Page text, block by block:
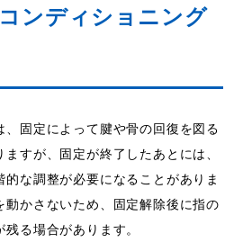
ンディショニング
、固定によって腱や骨の回復を図る
すが、固定が終了したあとには、
な調整が必要になることがありま
動かさないため、固定解除後に指の
る場合があります。